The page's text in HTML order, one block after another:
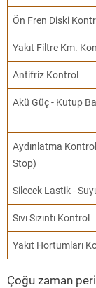
Ön Fren Diski
Yakıt Filtre Km.
Antifriz Kontrol
Akü Güç - Kutup
Aydınlatma
Stop)
Silecek Lastik -
Sıvı Sızıntı Kontrol
Yakıt Hortumları
Çoğu zaman